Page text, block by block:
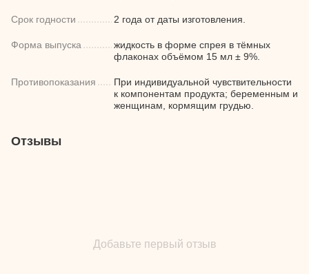
Срок годности 2 года от даты изготовления.
Форма выпуска
жидкость в форме спрея в тёмных
флаконах объёмом 15 мл ± 9%.
Противопоказания
При индивидуальной чувствительности
к компонентам продукта; беременным и
женщинам, кормящим грудью.
Отзывы
Добавьте первый отзыв